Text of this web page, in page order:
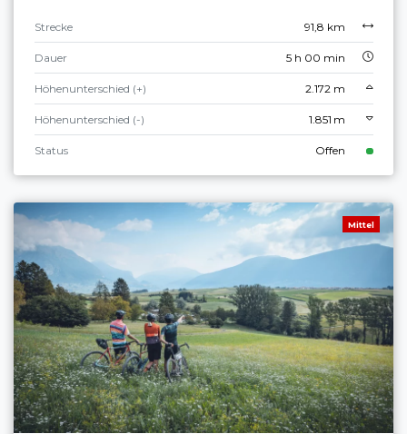
Strecke 91,8 km
Dauer 5 h 00 min
Höhenunterschied (+) 2.172 m
Höhenunterschied (-) 1.851 m
Status Offen
Mittel